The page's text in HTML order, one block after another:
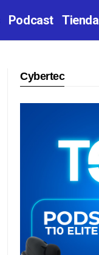
Podcast
Cybertec